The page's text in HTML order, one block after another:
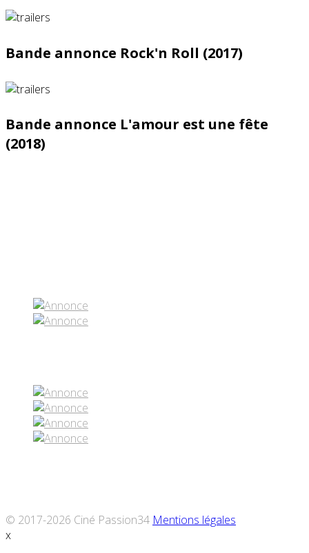
Bande annonce Rock'n Roll (2017)
Bande annonce L'amour est une fête
(2018)
© 2017-2026 Ciné Passion34 Mentions légales
x